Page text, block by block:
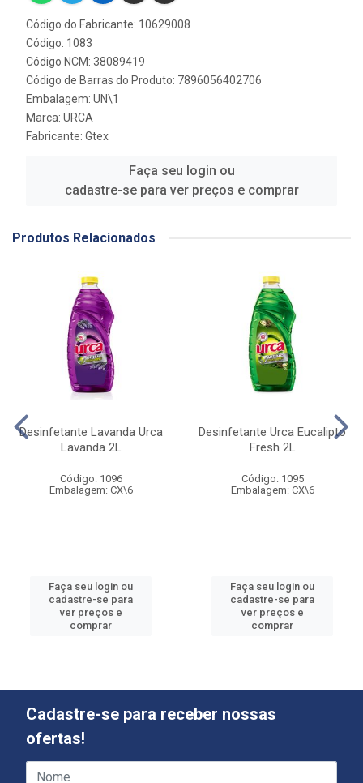
Código do Fabricante: 10629008
Código: 1083
Código NCM: 38089419
Código de Barras do Produto: 7896056402706
Embalagem: UN\1
Marca: URCA
Fabricante: Gtex
Faça seu login ou
cadastre-se para ver preços e comprar
Produtos Relacionados
Desinfetante Lavanda Urca
Lavanda 2L
Código: 1096
Embalagem: CX\6
Faça seu login ou
cadastre-se para
ver preços e
comprar
Desinfetante Urca Eucalipto
Fresh 2L
Código: 1095
Embalagem: CX\6
Faça seu login ou
cadastre-se para
ver preços e
comprar
Cadastre-se para receber nossas
ofertas!